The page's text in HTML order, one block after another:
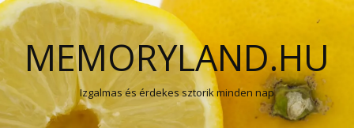
MEMORYLAND.HU
Izgalmas és érdekes sztorik minden nap